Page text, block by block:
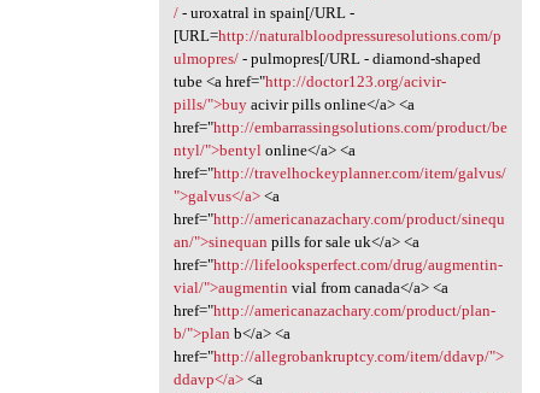
/- uroxatral in spain[/URL -
[URL=http://naturalbloodpressuresolutions.com/p
ulmopres/- pulmopres[/URL - diamond-shaped
tube <a href="http://doctor123.org/acivir-
pills/">buyacivir pills online</a> <a
href="http://embarrassingsolutions.com/product/be
ntyl/">bentyl online</a> <a
href="http://travelhockeyplanner.com/item/galvus/
">galvus</a><a
href="http://americanazachary.com/product/sinequ
an/">sinequan pills for sale uk</a> <a
href="http://lifelooksperfect.com/drug/augmentin-
vial/">augmentin vial from canada</a> <a
href="http://americanazachary.com/product/plan-
b/">plan b</a> <a
href="http://allegrobankruptcy.com/item/ddavp/">
ddavp</a><a